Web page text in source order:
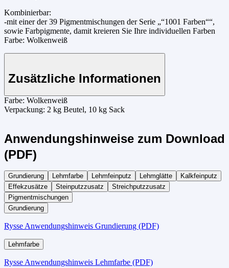
Kombinierbar:
-mit einer der 39 Pigmentmischungen der Serie „“1001 Farben““,
sowie Farbpigmente, damit kreieren Sie Ihre individuellen Farben
Farbe: Wolkenweiß
Zusätzliche Informationen
Farbe: Wolkenweiß
Verpackung: 2 kg Beutel, 10 kg Sack
Anwendungshinweise zum Download
(PDF)
Grundierung Lehmfarbe Lehmfeinputz Lehmglätte
Kalkfeinputz
Effekzusätze
Steinputzzusatz
Streichputzzusatz
Pigmentmischungen
Grundierung
Rysse Anwendungshinweis Grundierung (PDF)
Lehmfarbe
Rysse Anwendungshinweis Lehmfarbe (PDF)